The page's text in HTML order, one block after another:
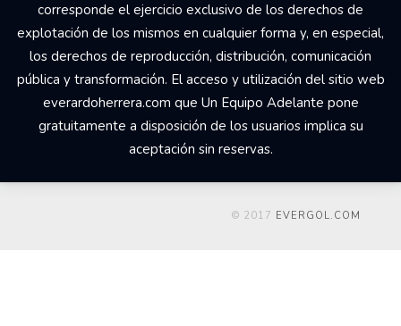
corresponde el ejercicio exclusivo de los derechos de
explotación de los mismos en cualquier forma y, en especial,
los derechos de reproducción, distribución, comunicación
pública y transformación. El acceso y utilización del sitio web
everardoherrera.com que Un Equipo Adelante pone
gratuitamente a disposición de los usuarios implica su
aceptación sin reservas.
© 2017 EVERGOL.COM